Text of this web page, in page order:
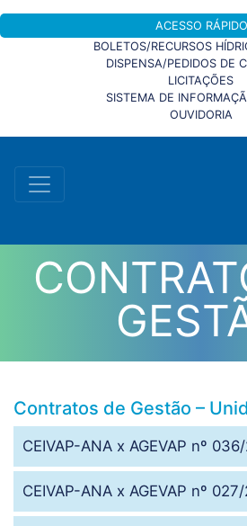
ACESSO RÁPIDO
BOLETOS/RECURSOS
DISPENSA/PEDIDOS DE
LICITAÇÕES
SISTEMA DE
OUVIDORIA
Contratos de Gestão –
CEIVAP-ANA x AGEVAP nº
CEIVAP-ANA x AGEVAP nº